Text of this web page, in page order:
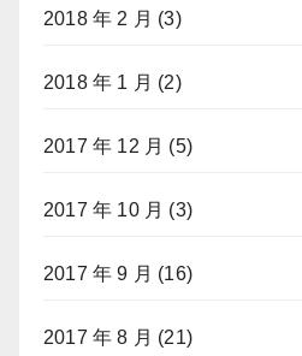
2018 年 2 月 (3)
2018 年 1 月 (2)
2017 年 12 月 (5)
2017 年 10 月 (3)
2017 年 9 月 (16)
2017 年 8 月 (21)